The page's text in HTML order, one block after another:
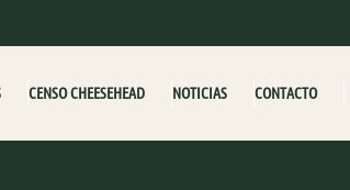
CENSO CHEESEHEAD NOTICIAS CONTACTO